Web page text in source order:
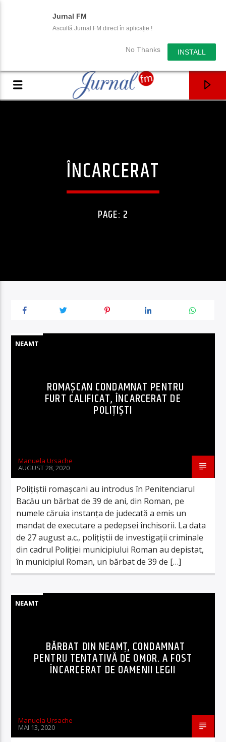
Jurnal FM
Ascultă Jurnal FM direct în aplicație !
No Thanks INSTALL
ÎNCARCERAT
PAGE: 2
NEAMT
ROMAŞCAN CONDAMNAT PENTRU
FURT CALIFICAT, ÎNCARCERAT DE
POLIŢIŞTI
Manuela Ursache
AUGUST 28, 2020
Polițiștii romașcani au introdus în Penitenciarul
Bacău un bărbat de 39 de ani, din Roman, pe
numele căruia instanța de judecată a emis un
mandat de executare a pedepsei închisorii. La data
de 27 august a.c., polițiștii de investigații criminale
din cadrul Poliției municipiului Roman au depistat,
în municipiul Roman, un bărbat de 39 de […]
NEAMT
BĂRBAT DIN NEAMȚ, CONDAMNAT
PENTRU TENTATIVĂ DE OMOR. A FOST
ÎNCARCERAT DE OAMENII LEGII
Manuela Ursache
MAI 13, 2020